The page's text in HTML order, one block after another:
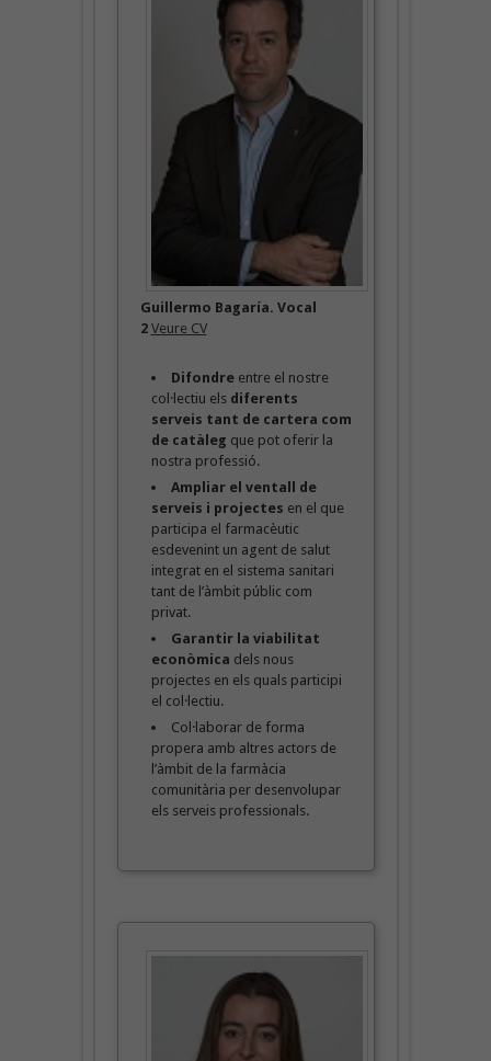
Guillermo Bagaría. Vocal
2 Veure CV
Difondreentre el nostre
col·lectiu els diferents
serveis tant de cartera com
de catàleg que pot oferir la
nostra professió.
Ampliar el ventall de
serveis i projectes en el que
participa el farmacèutic
esdevenint un agent de salut
integrat en el sistema sanitari
tant de l’àmbit públic com
privat.
Garantir la viabilitat
econòmica dels nous
projectes en els quals participi
el col·lectiu.
Col·laborar de forma
propera amb altres actors de
l’àmbit de la farmàcia
comunitària per desenvolupar
els serveis professionals.